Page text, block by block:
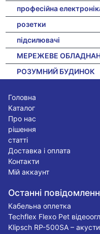
професійна
розетки
підсилювачі
МЕРЕЖЕВЕ
РОЗУМНИЙ БУДИНОК
Головна
Каталог
Про нас
рішення
статті
Доставка і оплата
Контакти
Мій аккаунт
Останні
Кабельна оплетка
Techflex Flexo Pet
Klipsch RP-500SA –